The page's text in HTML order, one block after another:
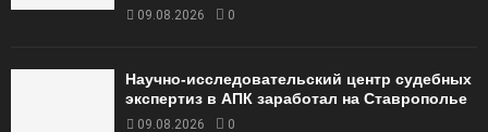
09.08.2026 0
Научно-исследовательский центр судебных
экспертиз в АПК заработал на Ставрополье
09.08.2026 0